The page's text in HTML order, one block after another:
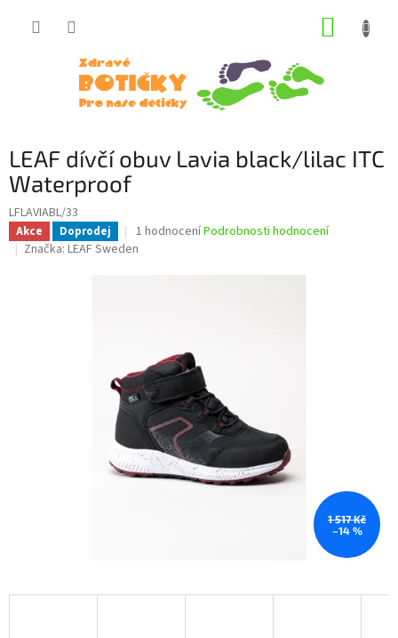
LEAF dívčí obuv Lavia black/lilac ITC
Waterproof
LFLAVIABL/33
Akce Doprodej
Průměrné
hodnocení
hvězdiček.
1 hodnoceníPodrobnosti hodnocení
Značka: LEAF Sweden
1 517 Kč
–14 %